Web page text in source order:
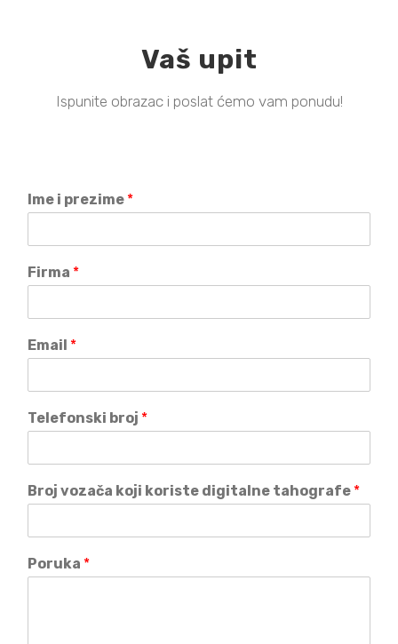
Vaš upit
Ispunite obrazac i poslat ćemo vam ponudu!
Ime i prezime *
Firma *
Email *
Telefonski broj *
Broj vozača koji koriste digitalne tahografe *
Poruka *